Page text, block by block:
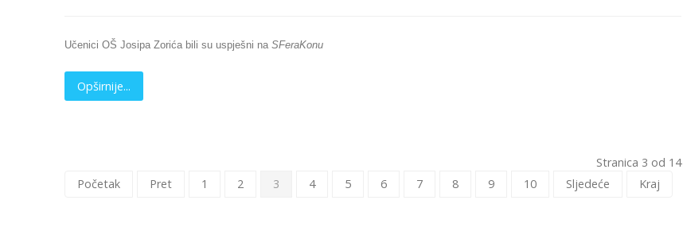
Učenici OŠ Josipa Zorića bili su uspješni na SFeraKonu
Opširnije...
Stranica 3 od 14
Početak
Pret 1 2 3 4 5 6 7 8 9 10 Sljedeće Kraj